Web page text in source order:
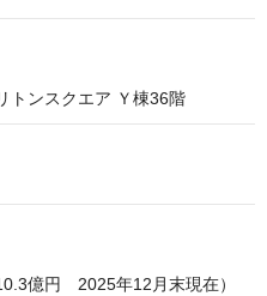
トンスクエア Ｙ棟36階
億円　2025年12月末現在）